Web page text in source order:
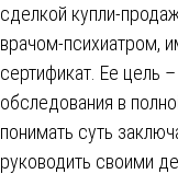
сделкой купли-
врачом-психиатром,
сертификат. Ее цель
обследования в
понимать суть
руководить своими